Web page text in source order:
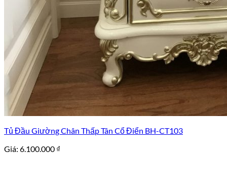
Tủ Đầu Giường Chân Thấp Tân Cổ Điển BH-CT103
Giá: 6.100.000 ₫